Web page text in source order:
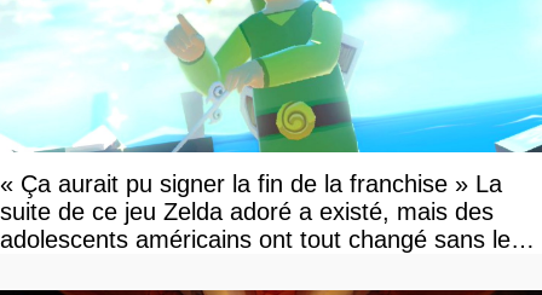
« Ça aurait pu signer la fin de la franchise » La
suite de ce jeu Zelda adoré a existé, mais des
adolescents américains ont tout changé sans le